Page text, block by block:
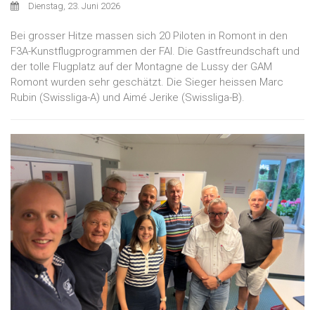
Dienstag, 23. Juni 2026
Bei grosser Hitze massen sich 20 Piloten in Romont in den
F3A-Kunstflugprogrammen der FAI. Die Gastfreundschaft und
der tolle Flugplatz auf der Montagne de Lussy der GAM
Romont wurden sehr geschätzt. Die Sieger heissen Marc
Rubin (Swissliga-A) und Aimé Jerike (Swissliga-B).